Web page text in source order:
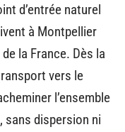
d’entrée naturel
à Montpellier
la France. Dès la
vers le
l’ensemble
sans dispersion ni